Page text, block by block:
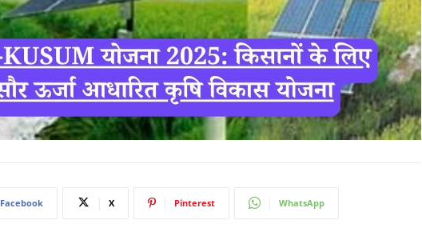
Facebook X Pinterest WhatsApp